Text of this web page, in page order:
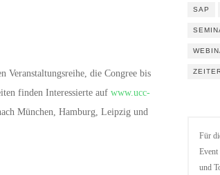
Veranstaltungsreihe, die Congree bis
finden Interessierte auf www.ucc-
München, Hamburg, Leipzig und
SAP
Für
Event
und